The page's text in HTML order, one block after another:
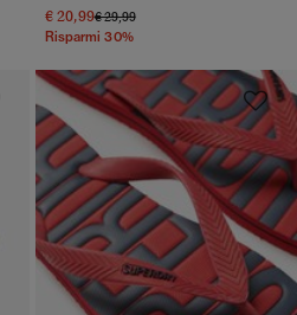
€ 20,99Prezzo ridotto da
€ 29,99a
Risparmi 30%